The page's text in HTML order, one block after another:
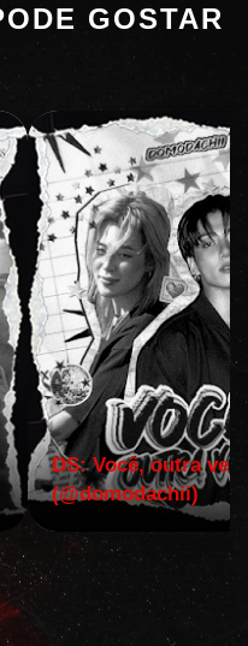
GOSTAR
DS: Você, outra vez!
(@domodachii)